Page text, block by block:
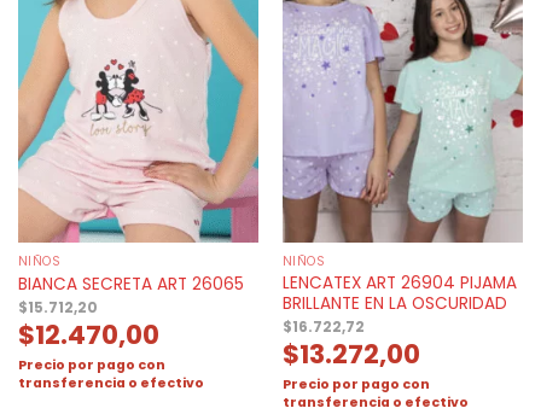
NIÑOS
BIANCA SECRETA ART 26065
$15.712,20
$12.470,00
Precio por pago con
transferencia o efectivo
NIÑOS
LENCATEX ART 26904 PIJAMA
BRILLANTE EN LA OSCURIDAD
$16.722,72
$13.272,00
Precio por pago con
transferencia o efectivo